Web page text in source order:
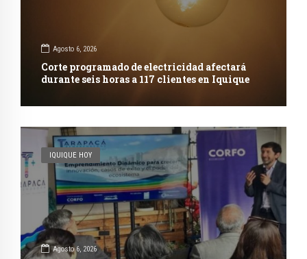
Agosto 6, 2026
Corte programado de electricidad afectará
durante seis horas a 117 clientes en Iquique
IQUIQUE HOY
Agosto 6, 2026